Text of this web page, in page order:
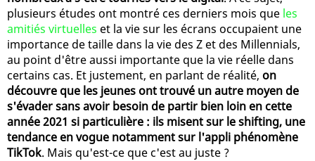
plusieurs études ont montré ces derniers mois que les
amitiés virtuelles et la vie sur les écrans occupaient une
importance de taille dans la vie des Z et des Millennials,
au point d'être aussi importante que la vie réelle dans
certains cas. Et justement, en parlant de réalité, on
découvre que les jeunes ont trouvé un autre moyen de
s'évader sans avoir besoin de partir bien loin en cette
année 2021 si particulière : ils misent sur le shifting, une
tendance en vogue notamment sur l'appli phénomène
TikTok. Mais qu'est-ce que c'est au juste ?